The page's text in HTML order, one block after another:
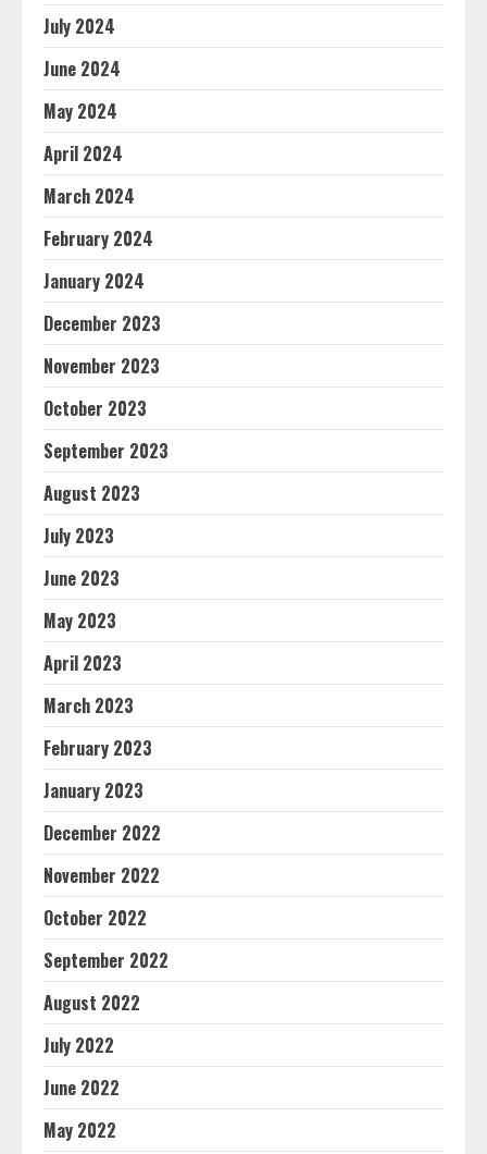
July 2024
June 2024
May 2024
April 2024
March 2024
February 2024
January 2024
December 2023
November 2023
October 2023
September 2023
August 2023
July 2023
June 2023
May 2023
April 2023
March 2023
February 2023
January 2023
December 2022
November 2022
October 2022
September 2022
August 2022
July 2022
June 2022
May 2022